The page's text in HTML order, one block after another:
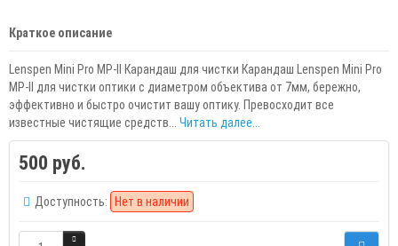
Краткое описание
Lenspen Mini Pro MP-II Карандаш для чистки Карандаш Lenspen Mini Pro
MP-II для чистки оптики с диаметром объектива от 7мм, бережно,
эффективно и быстро очистит вашу оптику. Превосходит все
известные чистящие средств... Читать далее...
500 руб.
Доступность: Нет в наличии